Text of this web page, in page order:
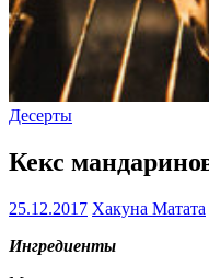
Десерты
Кекс
25.12.2017 Хакуна Матата
Ингредиенты